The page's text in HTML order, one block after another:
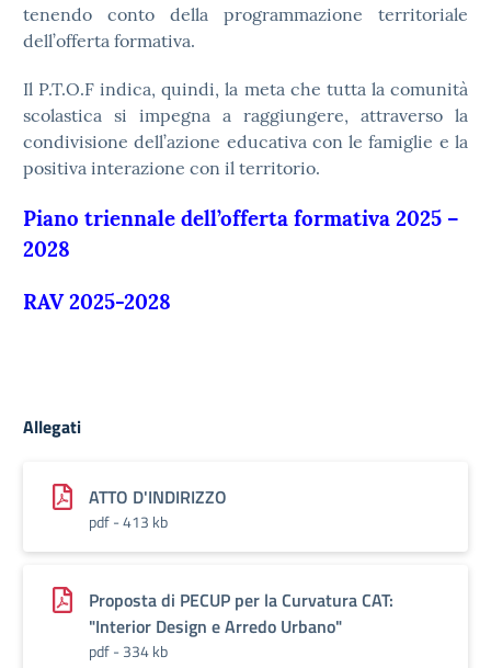
tenendo conto della programmazione territoriale
dell’offerta formativa.
Il P.T.O.F indica, quindi, la meta che tutta la comunità
scolastica si impegna a raggiungere, attraverso la
condivisione dell’azione educativa con le famiglie e la
positiva interazione con il territorio.
Piano triennale dell’offerta formativa 2025 –
2028
RAV 2025-2028
Allegati
ATTO D'INDIRIZZO
pdf - 413 kb
Proposta di PECUP per la Curvatura CAT:
"Interior Design e Arredo Urbano"
pdf - 334 kb